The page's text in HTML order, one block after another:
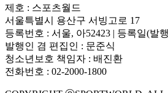
제호 : 스포츠월드
서울특별시 용산구 서빙고로 17
등록번호 : 서울, 아52423 | 등록일(발
발행인 겸 편집인 : 문준식
청소년보호 책임자 : 배진환
전화번호 : 02-2000-1800